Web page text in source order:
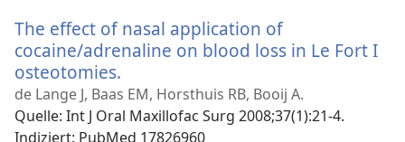
The effect of nasal application of
cocaine/adrenaline on blood loss in Le Fort I
osteotomies.
neues
Fenster)
de Lange J, Baas EM, Horsthuis RB, Booij A.
Quelle‎: Int J Oral Maxillofac Surg 2008;37(1):21-4.
Indiziert‎: PubMed 17826960